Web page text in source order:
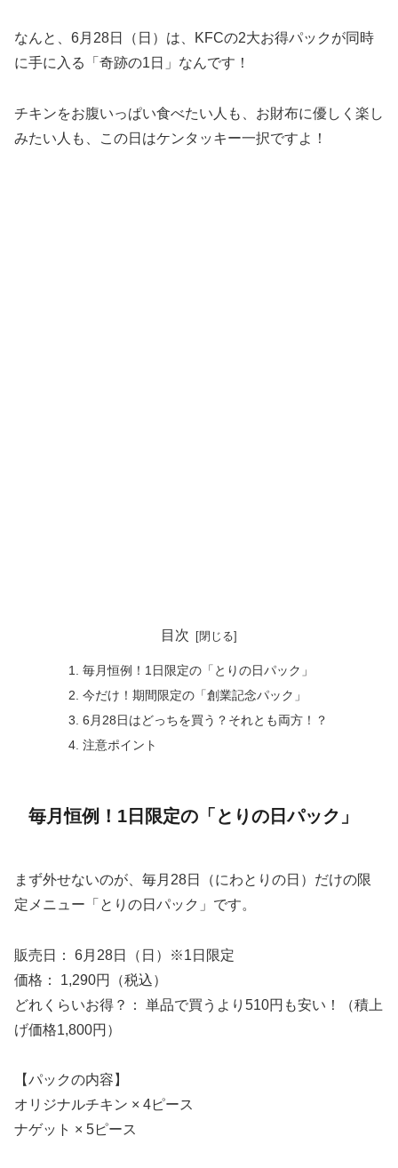
なんと、6月28日（日）は、KFCの2大お得パックが同時
に手に入る「奇跡の1日」なんです！
チキンをお腹いっぱい食べたい人も、お財布に優しく楽し
みたい人も、この日はケンタッキー一択ですよ！
目次
毎月恒例！1日限定の「とりの日パック」
今だけ！期間限定の「創業記念パック」
6月28日はどっちを買う？それとも両方！？
注意ポイント
毎月恒例！1日限定の「とりの日パック」
まず外せないのが、毎月28日（にわとりの日）だけの限
定メニュー「とりの日パック」です。
販売日： 6月28日（日）※1日限定
価格： 1,290円（税込）
どれくらいお得？： 単品で買うより510円も安い！（積上
げ価格1,800円）
【パックの内容】
オリジナルチキン × 4ピース
ナゲット × 5ピース